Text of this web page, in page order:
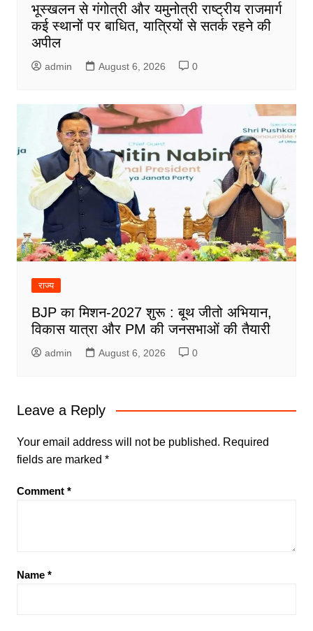
भूस्खलन से गंगोत्री और यमुनोत्री राष्ट्रीय राजमार्ग
कई स्थानों पर बाधित, यात्रियों से सतर्क रहने की
अपील
admin August 6, 2026 0
राज्य
BJP का मिशन-2027 शुरू : बूथ जीतो अभियान,
विकास यात्रा और PM की जनसभाओं की तैयारी
admin August 6, 2026 0
Leave a Reply
Your email address will not be published. Required
fields are marked *
Comment *
Name *